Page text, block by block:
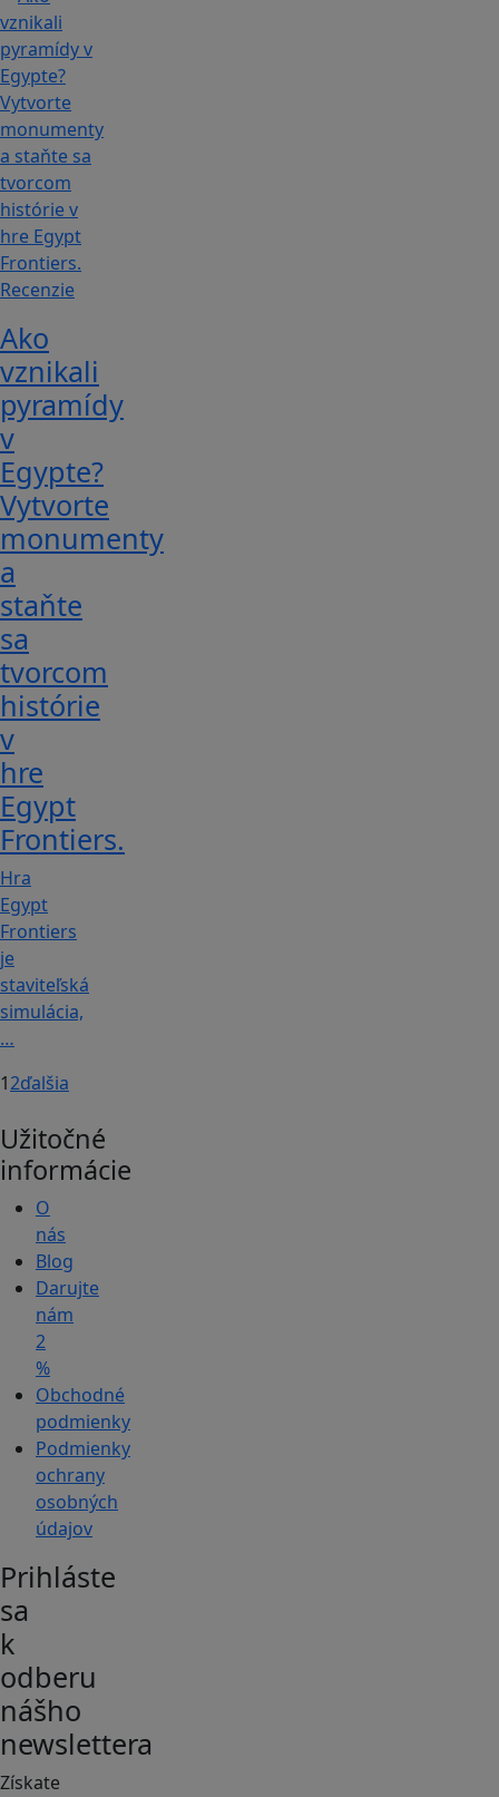
Recenzie
Ako
vznikali
pyramídy
v
Egypte?
Vytvorte
monumenty
a
staňte
sa
tvorcom
histórie
v
hre
Egypt
Frontiers.
Hra
Egypt
Frontiers
je
staviteľská
simulácia,
…
12ďalšia
Užitočné
informácie
O
nás
Blog
Darujte
nám
2
%
Obchodné
podmienky
Podmienky
ochrany
osobných
údajov
Prihláste
sa
k
odberu
nášho
newslettera
Získate